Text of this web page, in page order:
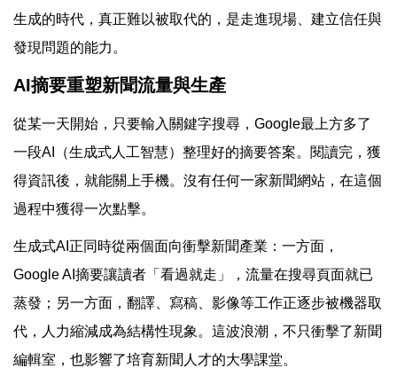
生成的時代，真正難以被取代的，是走進現場、建立信任與
發現問題的能力。
AI摘要重塑新聞流量與生產
從某一天開始，只要輸入關鍵字搜尋，Google最上方多了
一段AI（生成式人工智慧）整理好的摘要答案。閱讀完，獲
得資訊後，就能關上手機。沒有任何一家新聞網站，在這個
過程中獲得一次點擊。
生成式AI正同時從兩個面向衝擊新聞產業：一方面，
Google AI摘要讓讀者「看過就走」，流量在搜尋頁面就已
蒸發；另一方面，翻譯、寫稿、影像等工作正逐步被機器取
代，人力縮減成為結構性現象。這波浪潮，不只衝擊了新聞
編輯室，也影響了培育新聞人才的大學課堂。